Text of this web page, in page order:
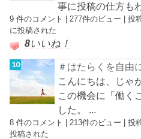
事に投稿の仕方も
9 件のコメント |277件のビュー |投
に投稿された
8いいね！
＃はたらくを自由
こんにちは、じゃ
この機会に「働く
した。 ...
8 件のコメント | 213件のビュー |投
投稿された